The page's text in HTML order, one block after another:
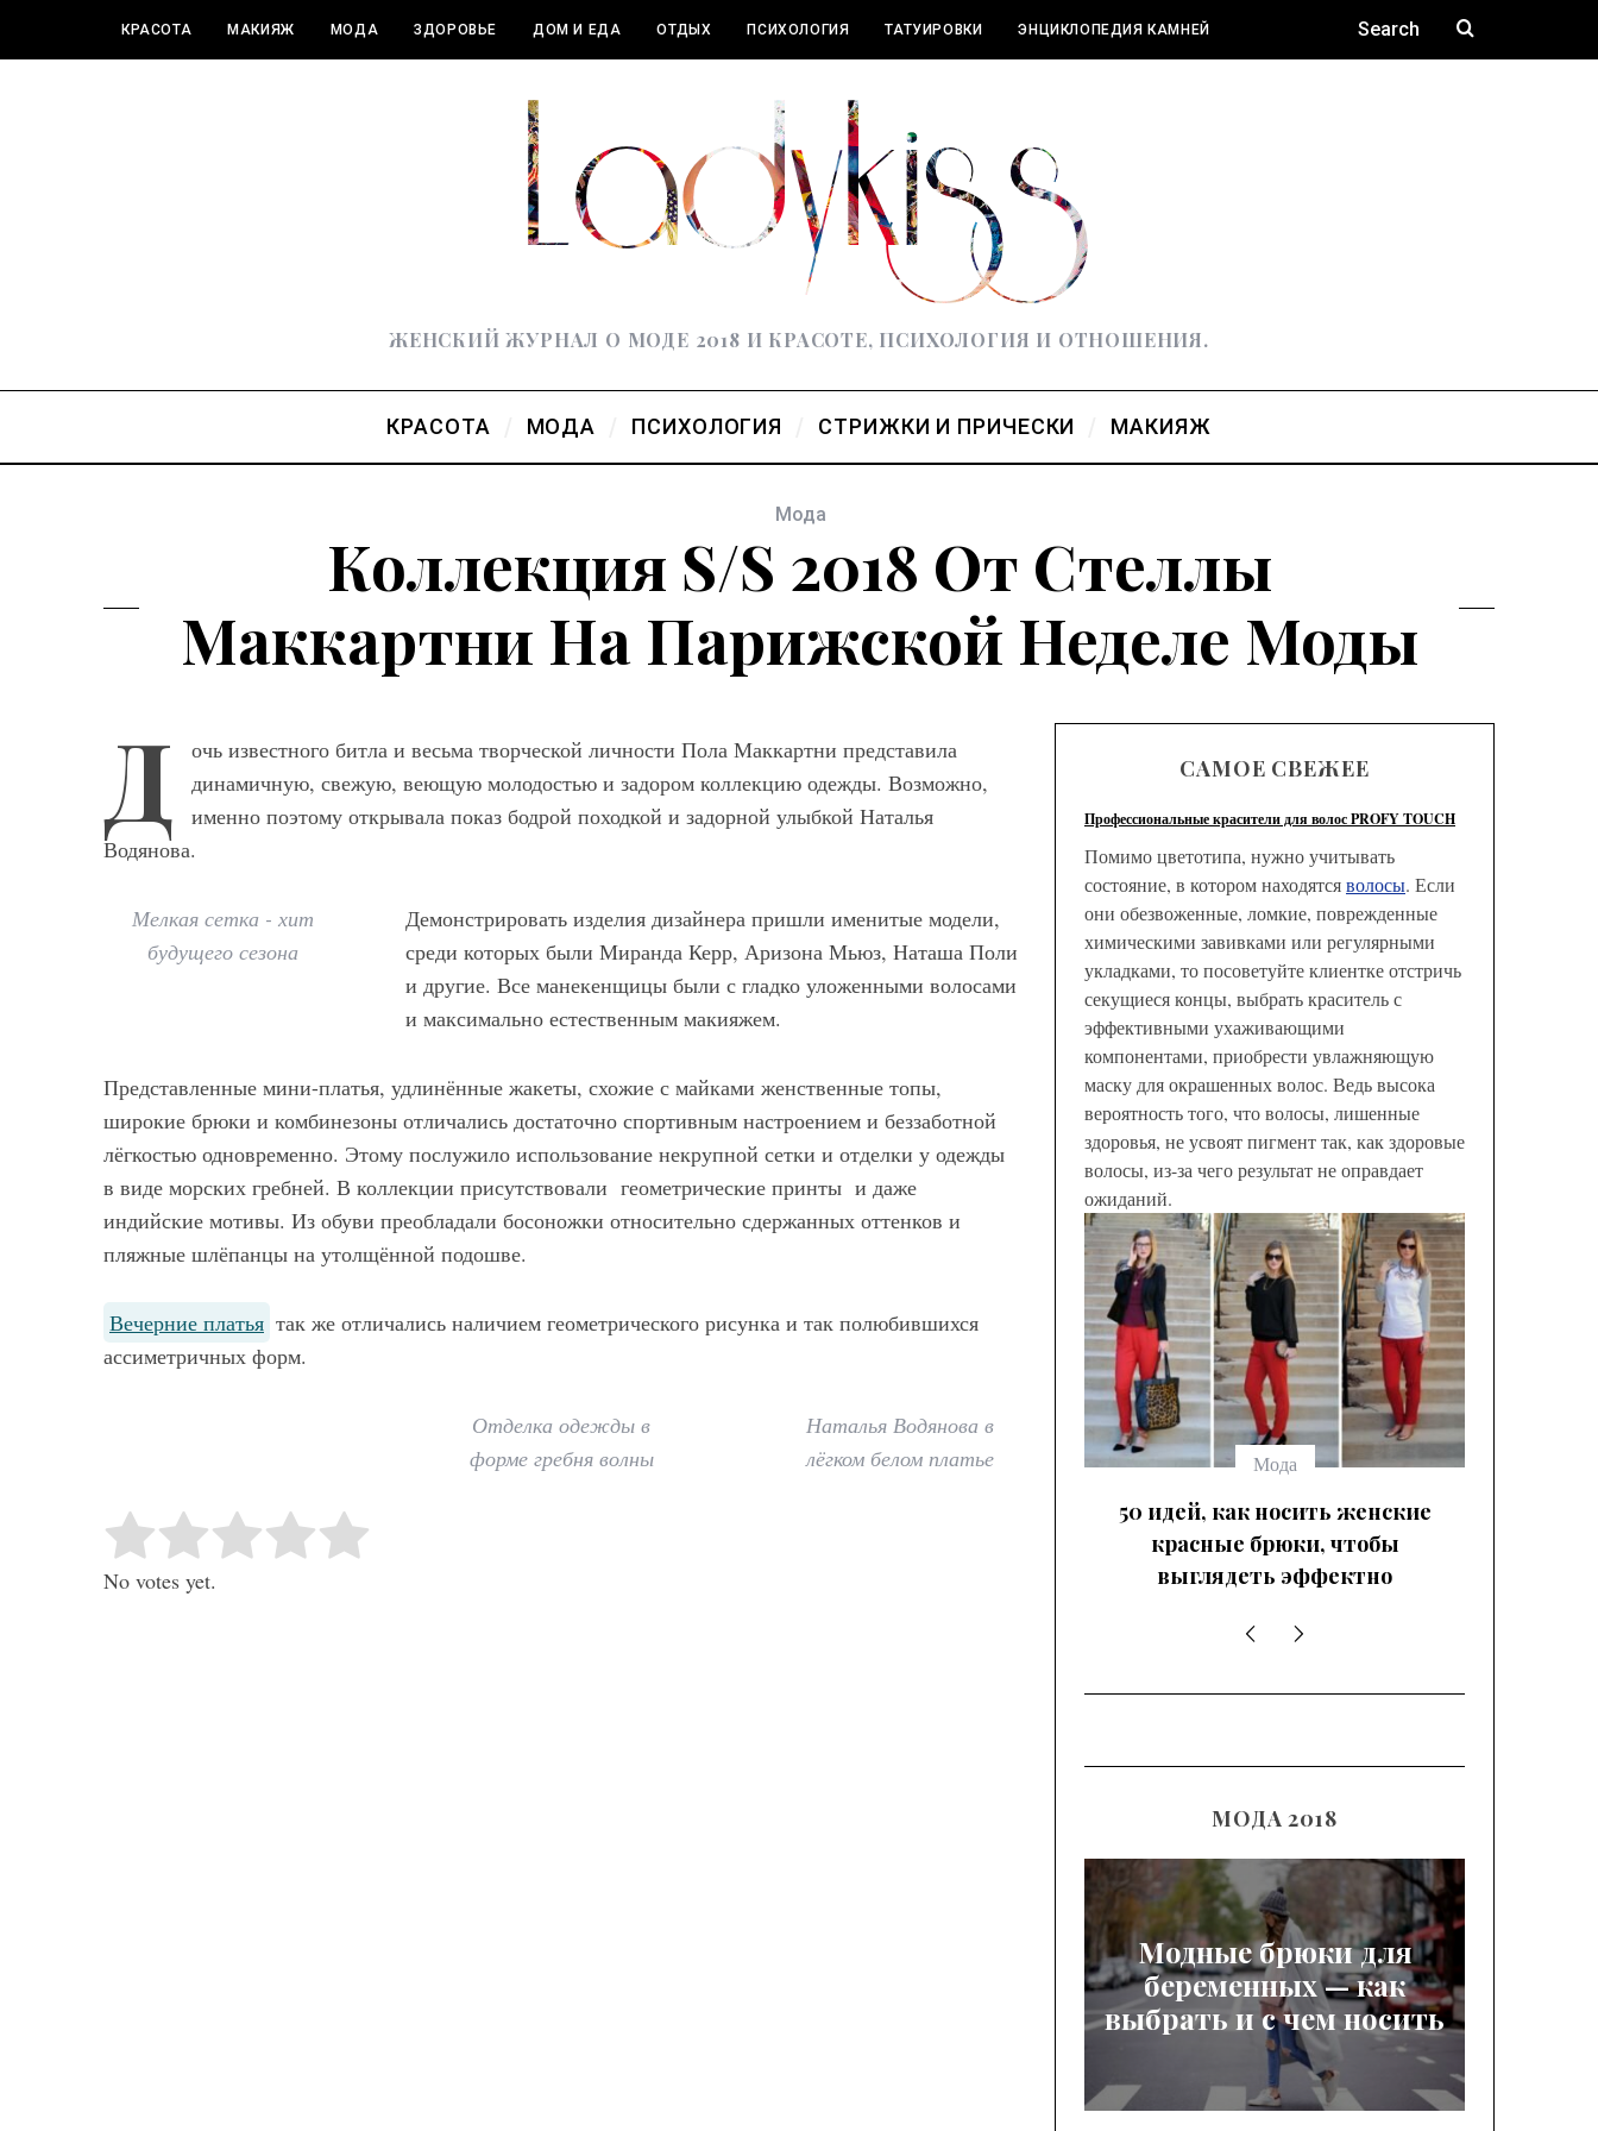
КРАСОТА МАКИЯЖ МОДА ЗДОРОВЬЕ ДОМ И ЕДА ОТДЫХ ПСИХОЛОГИЯ ТАТУИРОВКИ ЭНЦИКЛОПЕДИЯ КАМНЕЙ
ЖЕНСКИЙ ЖУРНАЛ О МОДЕ 2018 И КРАСОТЕ, ПСИХОЛОГИЯ И ОТНОШЕНИЯ.
КРАСОТА МОДА ПСИХОЛОГИЯ СТРИЖКИ И ПРИЧЕСКИ МАКИЯЖ
Мода
Коллекция S/S 2018 От Стеллы
Маккартни На Парижской Неделе Моды
Д
очь известного битла и весьма творческой личности Пола Маккартни представила
динамичную, свежую, веющую молодостью и задором коллекцию одежды. Возможно,
именно поэтому открывала показ бодрой походкой и задорной улыбкой Наталья
Водянова.
Мелкая сетка - хит
будущего сезона
Демонстрировать изделия дизайнера пришли именитые модели,
среди которых были Миранда Керр, Аризона Мьюз, Наташа Поли
и другие. Все манекенщицы были с гладко уложенными волосами
и максимально естественным макияжем.
Представленные мини-платья, удлинённые жакеты, схожие с майками женственные топы,
широкие брюки и комбинезоны отличались достаточно спортивным настроением и беззаботной
лёгкостью одновременно. Этому послужило использование некрупной сетки и отделки у одежды
в виде морских гребней. В коллекции присутствовали геометрические принты и даже
индийские мотивы. Из обуви преобладали босоножки относительно сдержанных оттенков и
пляжные шлёпанцы на утолщённой подошве.
Вечерние платья так же отличались наличием геометрического рисунка и так полюбившихся
ассиметричных форм.
Наталья Водянова в
лёгком белом платье
Отделка одежды в
форме гребня волны
Rate this item: Submit Rating
No votes yet.
САМОЕ СВЕЖЕЕ
Профессиональные красители для волос PROFY TOUCH
Помимо цветотипа, нужно учитывать
состояние, в котором находятсяволосы. Если
они обезвоженные, ломкие, поврежденные
химическими завивками или регулярными
укладками, то посоветуйте клиентке отстричь
секущиеся концы, выбрать краситель с
эффективными ухаживающими
компонентами, приобрести увлажняющую
маску для окрашенных волос. Ведь высока
вероятность того, что волосы, лишенные
здоровья, не усвоят пигмент так, как здоровые
волосы, из-за чего результат не оправдает
ожиданий.
Мода
Модные фасоны женских
выбрать и с чем сочетать
Мода Мода
50 идей, как носить женские
красные брюки, чтобы
выглядеть эффектно
МОДА 2018
Модные брюки для
беременных — как
выбрать и с чем носить